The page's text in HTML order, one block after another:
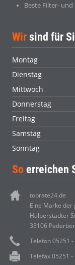
Beste Filter-
Wir sind für
Montag
Dienstag
Mittwoch
Donnerstag
Freitag
Samstag
Sonntag
So erreichen
toprate24.de
Eine Marke der
Halberstädter
33106
Telefon 05251
Telefax 05251 -